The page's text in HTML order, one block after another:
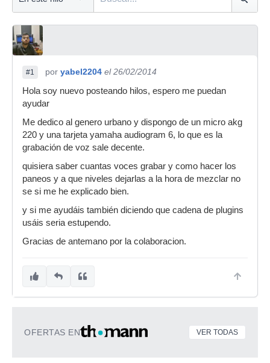
#1 por yabel2204 el 26/02/2014
Hola soy nuevo posteando hilos, espero me puedan
ayudar
Me dedico al genero urbano y dispongo de un micro akg
220 y una tarjeta yamaha audiogram 6, lo que es la
grabación de voz sale decente.
quisiera saber cuantas voces grabar y como hacer los
paneos y a que niveles dejarlas a la hora de mezclar no
se si me he explicado bien.
y si me ayudáis también diciendo que cadena de plugins
usáis seria estupendo.
Gracias de antemano por la colaboracion.
OFERTAS EN VER TODAS